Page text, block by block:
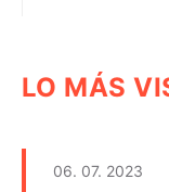
LO MÁS
06. 07. 2023